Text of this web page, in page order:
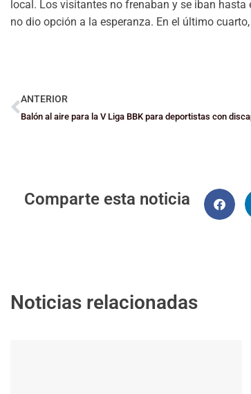
local. Los visitantes no frenaban y se iban
no dio opción a la esperanza. En el último
ANTERIOR
Balón al aire para la V Liga BBK para deportistas con
Comparte esta noticia
Noticias relacionadas